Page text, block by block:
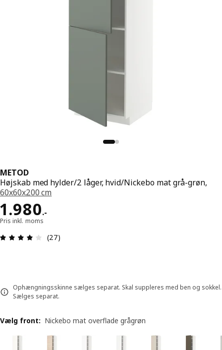
METOD
Højskab med hylder/2 låger, hvid/Nickebo mat grå-grøn,
60x60x200 cm
1.980.-
Pris 1980.-
Pris inkl. moms
Anmeldelse: 3.9 Ud af 5 Stjerner. Anmeldelser i
(27)
Ophængningsskinne sælges separat. Skal suppleres med ben og sokkel.
Sælges separat.
Vælg front: Nickebo mat overflade grågrøn